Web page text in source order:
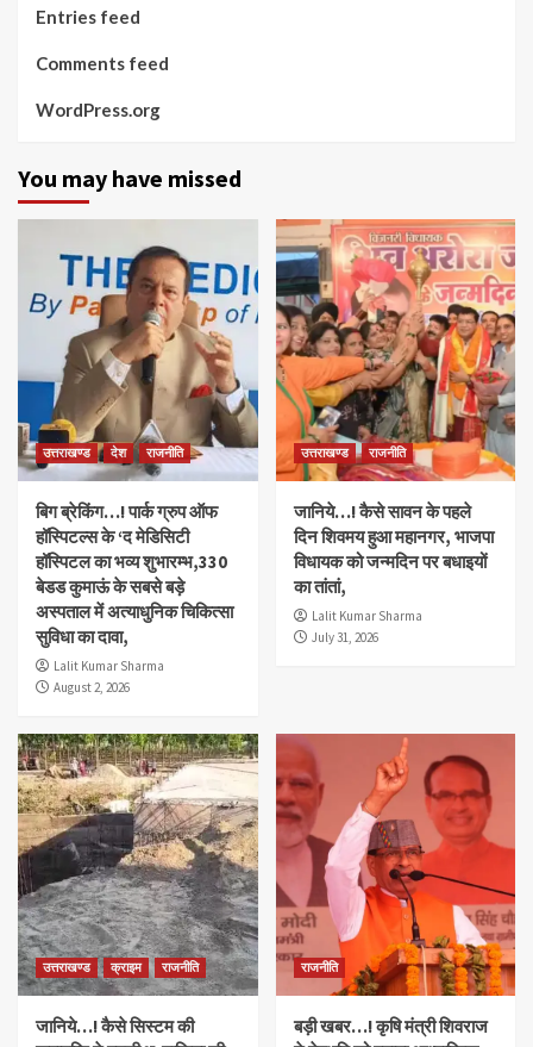
Entries feed
Comments feed
WordPress.org
You may have missed
उत्तराखण्ड देश राजनीति
बिग ब्रेकिंग…! पार्क ग्रुप ऑफ
हॉस्पिटल्स के ‘द मेडिसिटी
हॉस्पिटल का भव्य शुभारम्भ,330
बेडड कुमाऊं के सबसे बड़े
अस्पताल में अत्याधुनिक चिकित्सा
सुविधा का दावा,
Lalit Kumar Sharma
August 2, 2026
उत्तराखण्ड राजनीति
जानिये…! कैसे सावन के पहले
दिन शिवमय हुआ महानगर, भाजपा
विधायक को जन्मदिन पर बधाइयों
का तांतां,
Lalit Kumar Sharma
July 31, 2026
उत्तराखण्ड क्राइम राजनीति
जानिये…! कैसे सिस्टम की
राजनीति
बड़ी खबर…! कृषि मंत्री शिवराज